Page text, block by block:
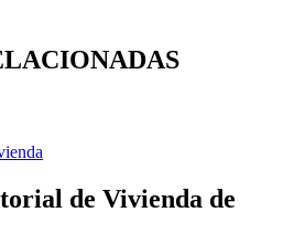
de Vivienda de